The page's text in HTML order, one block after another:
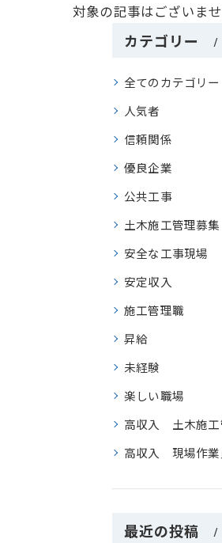
対象の記事はございま
カテゴリー
全てのカテゴリー
人気者
信頼関係
優良企業
公共工事
土木施工管理募集
安全な工事現場
安定収入
施工管理職
昇給
未経験
楽しい職場
高収入 土木施工
高収入 現場作業
最近の投稿